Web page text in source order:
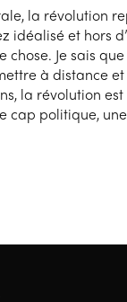
la révolution
idéalisé et hors
Je sais
à distance
la révolution
cap politique,